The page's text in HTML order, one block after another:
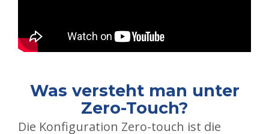
Was versteht man unter
Zero-Touch?
Die Konfiguration Zero-touch ist die